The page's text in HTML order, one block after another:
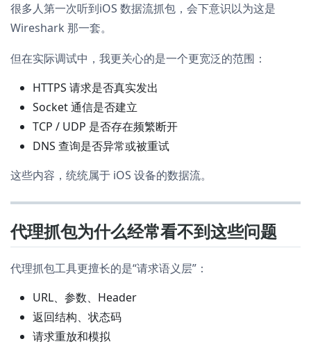
很多人第一次听到iOS 数据流抓包，会下意识以为这是
Wireshark 那一套。
但在实际调试中，我更关心的是一个更宽泛的范围：
HTTPS 请求是否真实发出
Socket 通信是否建立
TCP / UDP 是否存在频繁断开
DNS 查询是否异常或被重试
这些内容，统统属于 iOS 设备的数据流。
代理抓包为什么经常看不到这些问题
代理抓包工具更擅长的是“请求语义层”：
URL、参数、Header
返回结构、状态码
请求重放和模拟